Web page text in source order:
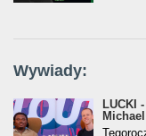
Wywiady:
LUCKI